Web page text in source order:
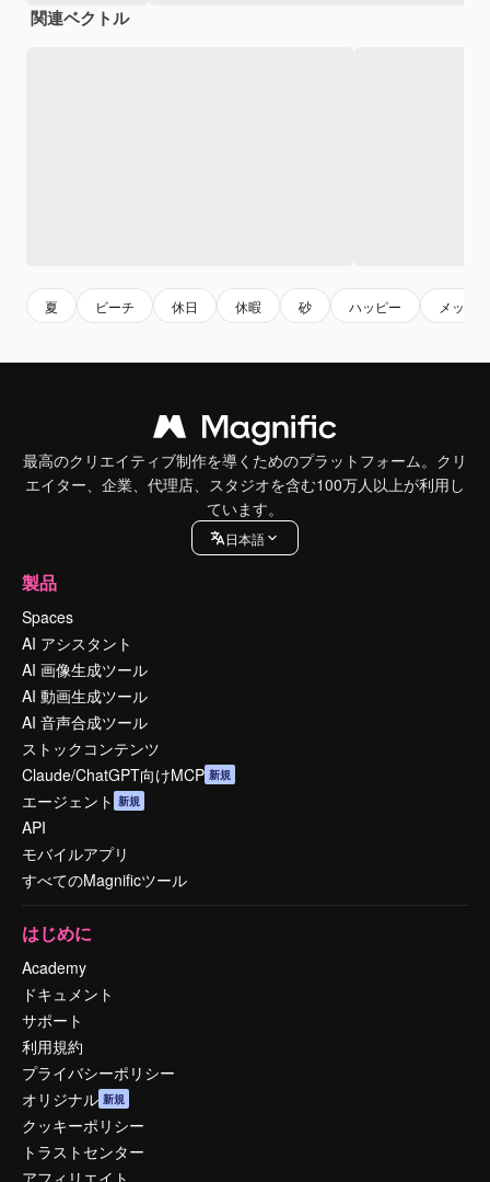
関連ベクトル
夏 ビーチ 休日 休暇 砂 ハッピー メッセ
最高のクリエイティブ制作を導くためのプラットフォーム。クリ
エイター、企業、代理店、スタジオを含む100万人以上が利用し
ています。
日本語
製品
Spaces
AI アシスタント
AI 画像生成ツール
AI 動画生成ツール
AI 音声合成ツール
ストックコンテンツ
Claude/ChatGPT向けMCP 新規
エージェント 新規
API
モバイルアプリ
すべてのMagnificツール
はじめに
Academy
ドキュメント
サポート
利用規約
プライバシーポリシー
オリジナル 新規
クッキーポリシー
トラストセンター
アフィリエイト